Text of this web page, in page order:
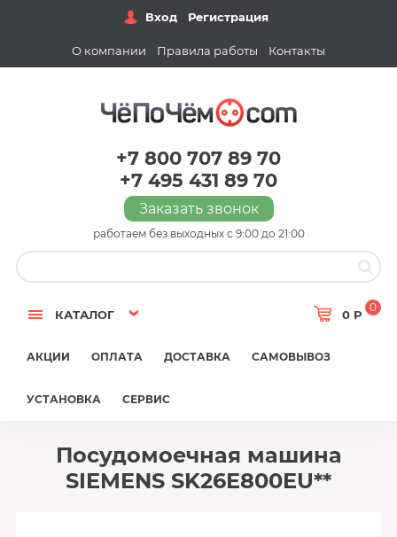
Вход Регистрация
О компании Правила работы Контакты
+7 800 707 89 70
+7 495 431 89 70
Заказать звонок
работаем без выходных с 9:00 до 21:00
КАТАЛОГ 0 Р
0
АКЦИИ ОПЛАТА ДОСТАВКА САМОВЫВОЗ
УСТАНОВКА СЕРВИС
Посудомоечная машина
SIEMENS SK26E800EU**